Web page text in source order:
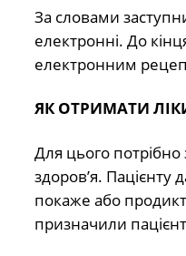
За словами
електронні. До
електронним
ЯК ОТРИМАТИ
Для цього
здоров’я. Пацієнту
покаже або
призначили